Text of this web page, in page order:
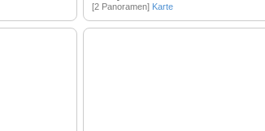
[2 Panoramen] Karte